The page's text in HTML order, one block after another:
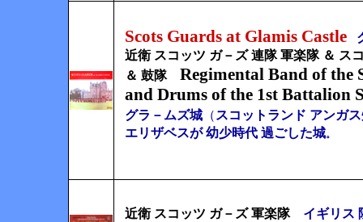
Scots Guards at Glamis Castle
近衛 スコッツ ガ－ズ 連隊 軍楽隊 ＆ ス
＆ 鼓隊 Regimental Band of the
and Drums of the 1st Battalion
グラ－ムズ城 （スコットランド アンガ
エリザベスが 幼少時代 過ごした城。
近衛 スコッツ ガ－ズ 軍楽隊 イギリス